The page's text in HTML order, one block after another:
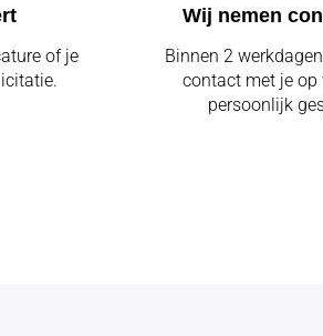
of je
Wij nemen
Binnen 2
contact met je op
persoonlijk